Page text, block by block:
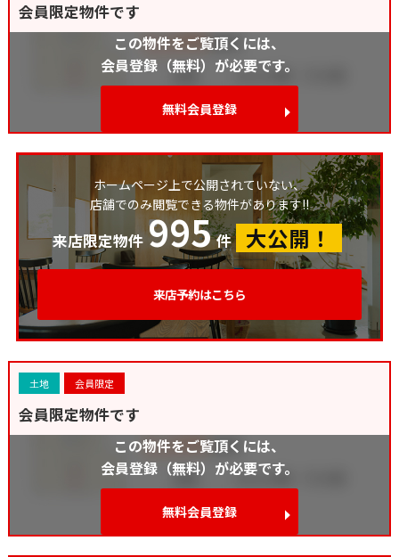
会員限定物件です
この物件をご覧頂くには、
会員登録（無料）が必要です。
無料会員登録
ホームページ上で公開されていない、
店舗でのみ閲覧できる物件があります!!
来店限定物件 995 件 大公開！
来店予約はこちら
土地 会員限定
会員限定物件です
この物件をご覧頂くには、
会員登録（無料）が必要です。
無料会員登録